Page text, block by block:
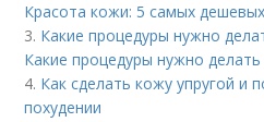
Красота кожи: 5 самых
3. Какие процедуры нужно
Какие процедуры нужно
4. Как сделать кожу упругой и
похудении